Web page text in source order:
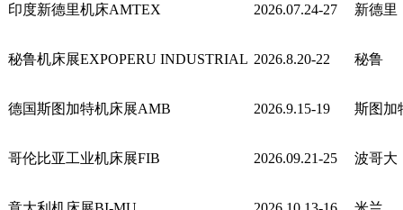
印度新德里机床AMTEX 2026.07.24-27 新德里
秘鲁机床展EXPOPERU INDUSTRIAL 2026.8.20-22 秘鲁
德国斯图加特机床展AMB 2026.9.15-19 斯图加
哥伦比亚工业机床展FIB 2026.09.21-25 波哥大